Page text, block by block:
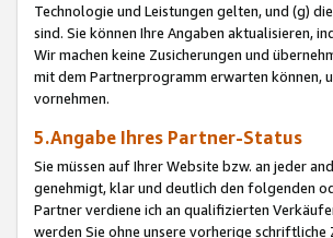
Technologie und Leistungen gelten, und (g)
sind. Sie können Ihre Angaben aktualisieren,
Wir machen keine Zusicherungen und
mit dem Partnerprogramm erwarten können,
vornehmen.
5.Angabe Ihres Partner-Status
Sie müssen auf Ihrer Website bzw. an jeder
genehmigt, klar und deutlich den folgenden
Partner verdiene ich an qualifizierten
werden Sie ohne unsere vorherige